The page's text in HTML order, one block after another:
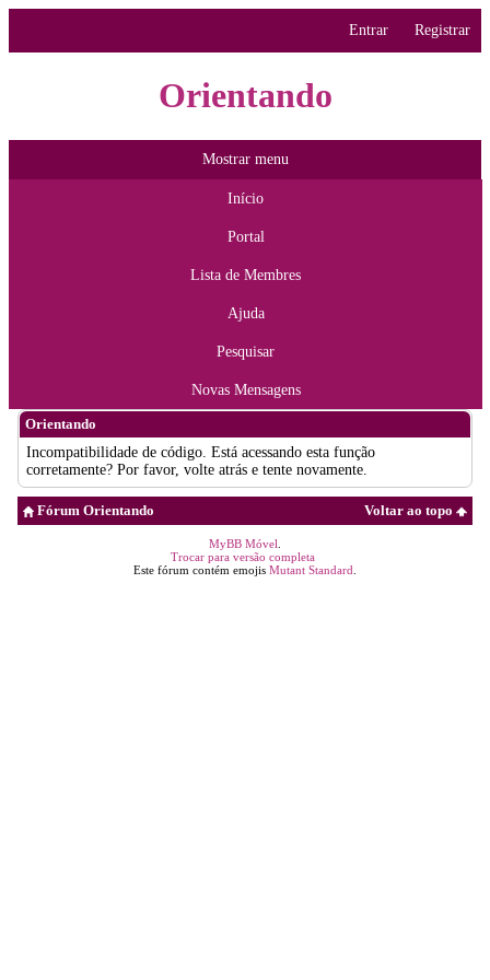
Entrar Registrar
Orientando
Mostrar menu
Início
Portal
Lista de Membres
Ajuda
Pesquisar
Novas Mensagens
Orientando
Incompatibilidade de código. Está acessando esta função
corretamente? Por favor, volte atrás e tente novamente.
Voltar ao topo
Fórum Orientando
MyBB Móvel
Trocar para versão completa
Este fórum contém emojis Mutant Standard